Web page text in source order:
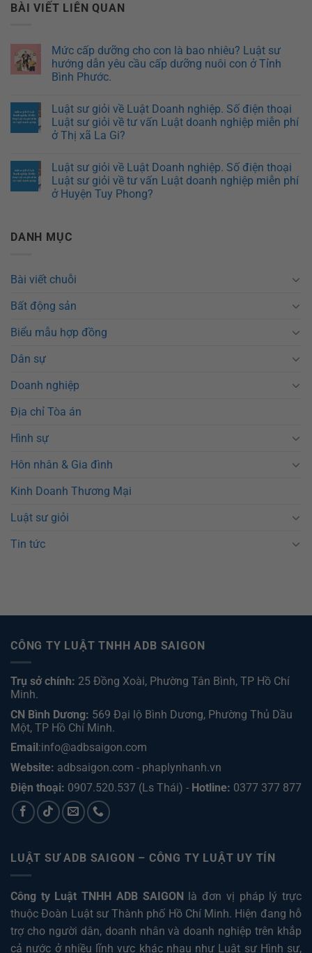
BÀI VIẾT LIÊN QUAN
Mức cấp dưỡng cho con là bao nhiêu? Luật sư
hướng dẫn yêu cầu cấp dưỡng nuôi con ở Tỉnh
Bình Phước.
Luật sư giỏi về Luật Doanh nghiệp. Số điện thoại
Luật sư giỏi về tư vấn Luật doanh nghiệp miễn phí
ở Thị xã La Gi?
Luật sư giỏi về Luật Doanh nghiệp. Số điện thoại
Luật sư giỏi về tư vấn Luật doanh nghiệp miễn phí
ở Huyện Tuy Phong?
DANH MỤC
Bài viết chuỗi
Bất động sản
Biểu mẫu hợp đồng
Dân sự
Doanh nghiệp
Địa chỉ Tòa án
Hình sự
Hôn nhân & Gia đình
Kinh Doanh Thương Mại
Luật sư giỏi
Tin tức
CÔNG TY LUẬT TNHH ADB SAIGON
Trụ sở chính: 25 Đồng Xoài, Phường Tân Bình, TP Hồ Chí
Minh.
CN Bình Dương: 569 Đại lộ Bình Dương, Phường Thủ Dầu
Một, TP Hồ Chí Minh.
Email :info@adbsaigon.com
Website: adbsaigon.com - phaplynhanh.vn
Điện thoại: 0907.520.537 (Ls Thái) - Hotline: 0377 377 877
LUẬT SƯ ADB SAIGON – CÔNG TY LUẬT UY TÍN
Công ty Luật TNHH ADB SAIGONlà đơn vị pháp lý trực
thuộc Đoàn Luật sư Thành phố Hồ Chí Minh. Hiện đang hỗ
trợ cho người dân, doanh nhân và doanh nghiệp trên khắp
cả nước ở nhiều lĩnh vực khác nhau như Luật sư Hình sự,